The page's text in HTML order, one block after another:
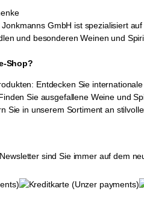
GmbH ist spezialisiert
und besonderen Weinen und
Shop?
Entdecken Sie
Sie ausgefallene Weine und
Sie in unserem Sortiment an
sind Sie immer auf dem